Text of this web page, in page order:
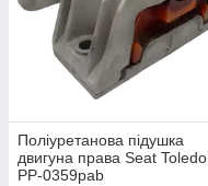
Поліуретанова підушка
двигуна права Seat Toledo,
PP-0359pab